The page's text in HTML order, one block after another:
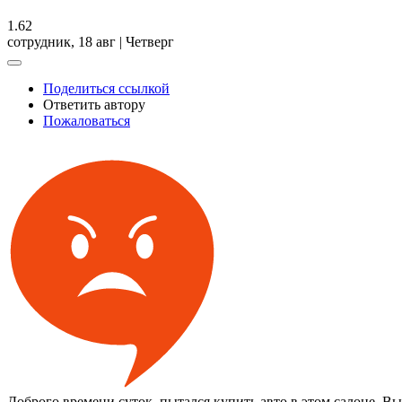
1.62
сотрудник, 18 авг | Четверг
Поделиться ссылкой
Ответить автору
Пожаловаться